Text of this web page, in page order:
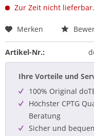
Zur Zeit nicht
Merken
Artikel-Nr.:
Ihre Vorteile und
100% Original
Höchster CPTG
Beratung
Sicher und